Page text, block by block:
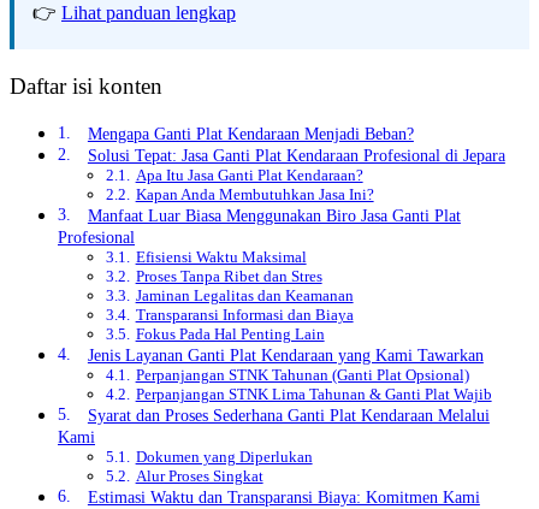
👉 Lihat panduan lengkap
Daftar isi konten
Mengapa Ganti Plat Kendaraan Menjadi Beban?
Solusi Tepat: Jasa Ganti Plat Kendaraan Profesional di Jepara
Apa Itu Jasa Ganti Plat Kendaraan?
Kapan Anda Membutuhkan Jasa Ini?
Manfaat Luar Biasa Menggunakan Biro Jasa Ganti Plat
Profesional
Efisiensi Waktu Maksimal
Proses Tanpa Ribet dan Stres
Jaminan Legalitas dan Keamanan
Transparansi Informasi dan Biaya
Fokus Pada Hal Penting Lain
Jenis Layanan Ganti Plat Kendaraan yang Kami Tawarkan
Perpanjangan STNK Tahunan (Ganti Plat Opsional)
Perpanjangan STNK Lima Tahunan & Ganti Plat Wajib
Syarat dan Proses Sederhana Ganti Plat Kendaraan Melalui
Kami
Dokumen yang Diperlukan
Alur Proses Singkat
Estimasi Waktu dan Transparansi Biaya: Komitmen Kami